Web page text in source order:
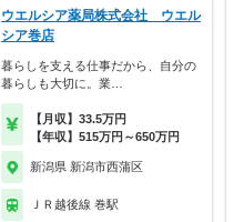
ウエルシア薬局株式会社 ウエル
シア巻店
暮らしを支える仕事だから、自分の
暮らしも大切に。業…
【月収】33.5万円
【年収】515万円～650万円
新潟県 新潟市西蒲区
ＪＲ越後線 巻駅